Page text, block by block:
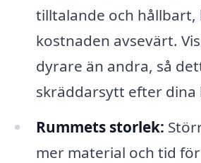
tilltalande och hållbart,
kostnaden avsevärt.
dyrare än andra, så
skräddarsytt efter dina
Rummets storlek:
mer material och tid